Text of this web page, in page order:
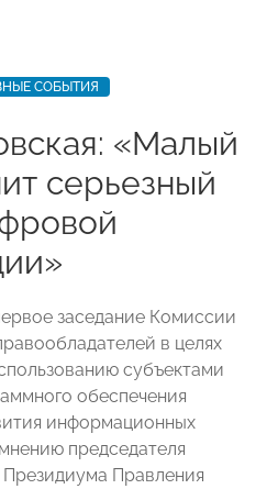
СОБЫТИЯ
«Малый
серьезный
заседание Комиссии
в целях
субъектами
обеспечения
информационных
председателя
Правления